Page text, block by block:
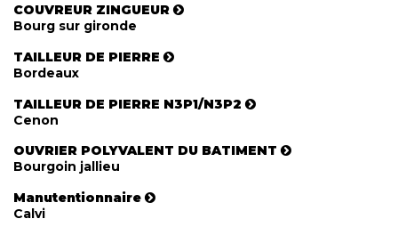
COUVREUR ZINGUEUR
Bourg sur gironde
TAILLEUR DE PIERRE
Bordeaux
TAILLEUR DE PIERRE N3P1/N3P2
Cenon
OUVRIER POLYVALENT DU BATIMENT
Bourgoin jallieu
Manutentionnaire
Calvi